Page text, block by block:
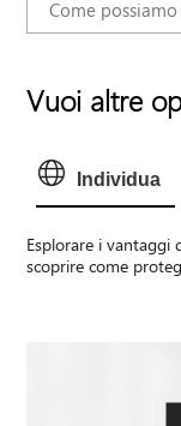
Vuoi altre
Individua
Esplorare i vantaggi
scoprire come